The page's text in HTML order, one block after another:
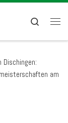
Search
Dischingen:
am